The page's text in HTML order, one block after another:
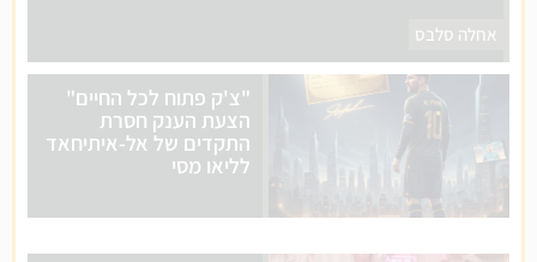
אחלה סלבס
"צ'ק פתוח לכל החיים"
הצעת הענק חסרת
התקדים של אל-איתיחאד
לליאו מסי